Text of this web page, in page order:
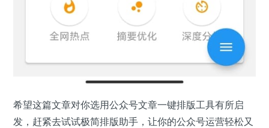
希望这篇文章对你选用公众号文章一键排版工具有所启
发，赶紧去试试极简排版助手，让你的公众号运营轻松又